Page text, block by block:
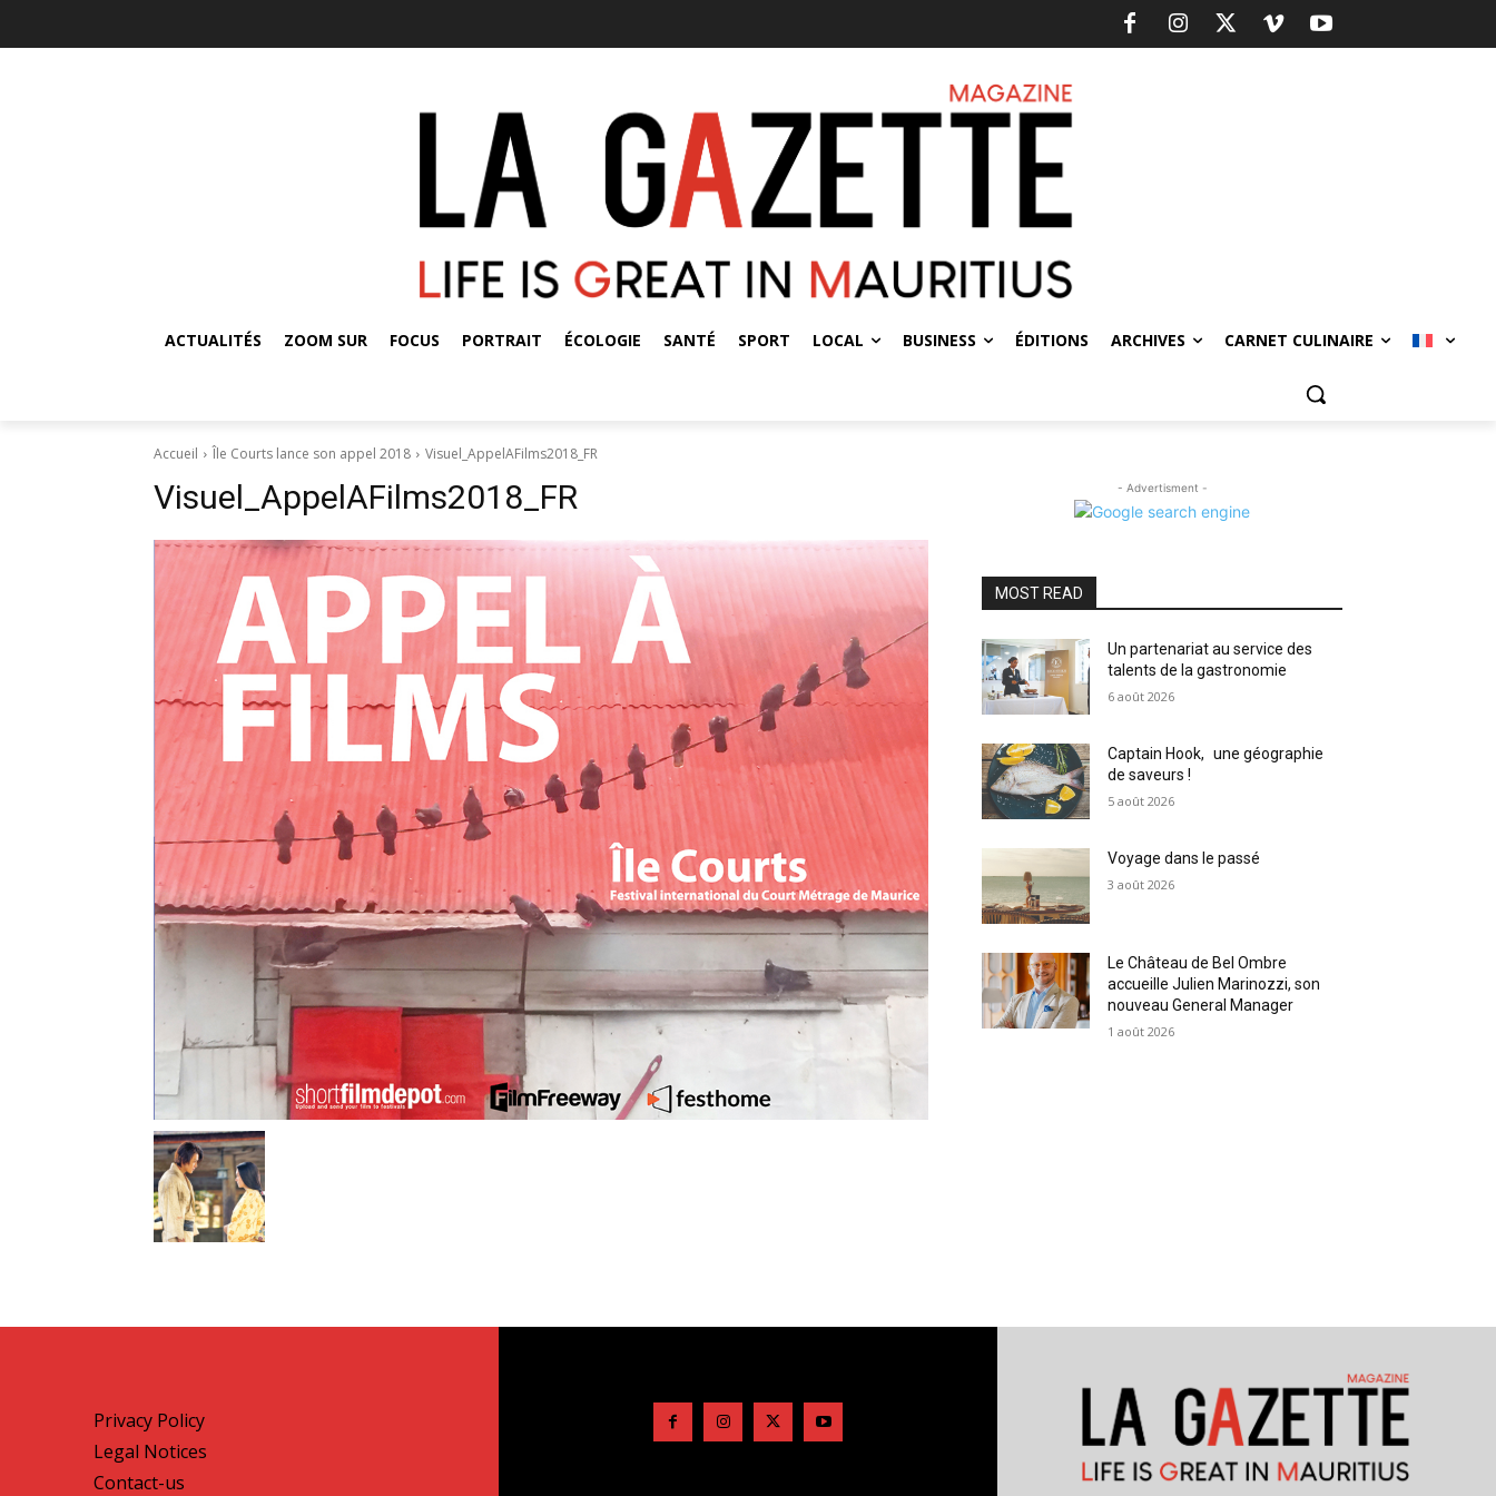
ACTUALITÉS ZOOM SUR FOCUS PORTRAIT ÉCOLOGIE SANTÉ SPORT LOCAL BUSINESS ÉDITIONS ARCHIVES CARNET CULINAIRE
Accueil Île Courts lance son appel 2018 Visuel_AppelAFilms2018_FR
Visuel_AppelAFilms2018_FR - Advertisment -
MOST READ
Un partenariat au service des
talents de la gastronomie
6 août 2026
Captain Hook, une géographie
de saveurs !
5 août 2026
Voyage dans le passé
3 août 2026
Le Château de Bel Ombre
accueille Julien Marinozzi, son
nouveau General Manager
1 août 2026
Privacy Policy
Legal Notices
Contact-us